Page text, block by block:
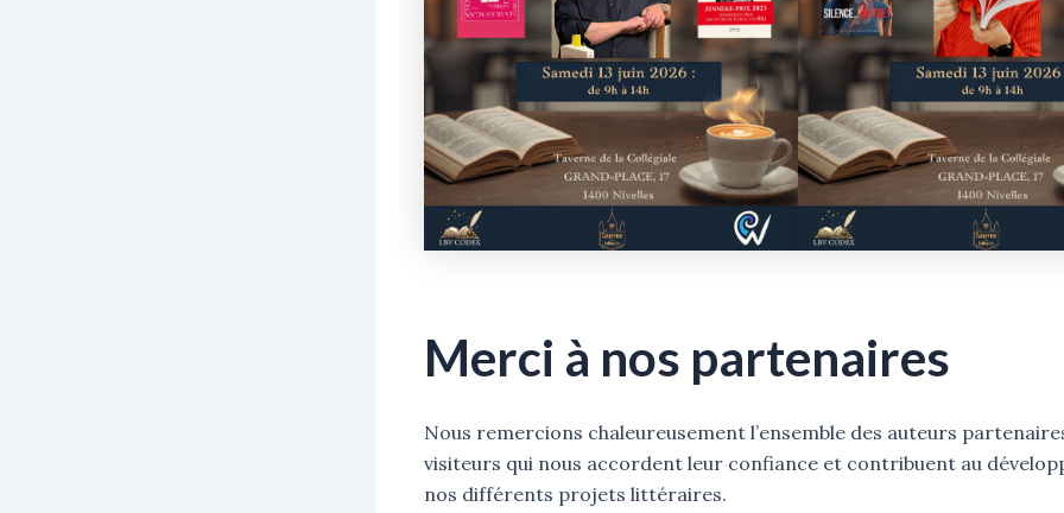
Merci à nos partenaires
Nous remercions chaleureusement l’ensemble des auteurs
visiteurs qui nous accordent leur confiance et contribuent au
nos différents projets littéraires.